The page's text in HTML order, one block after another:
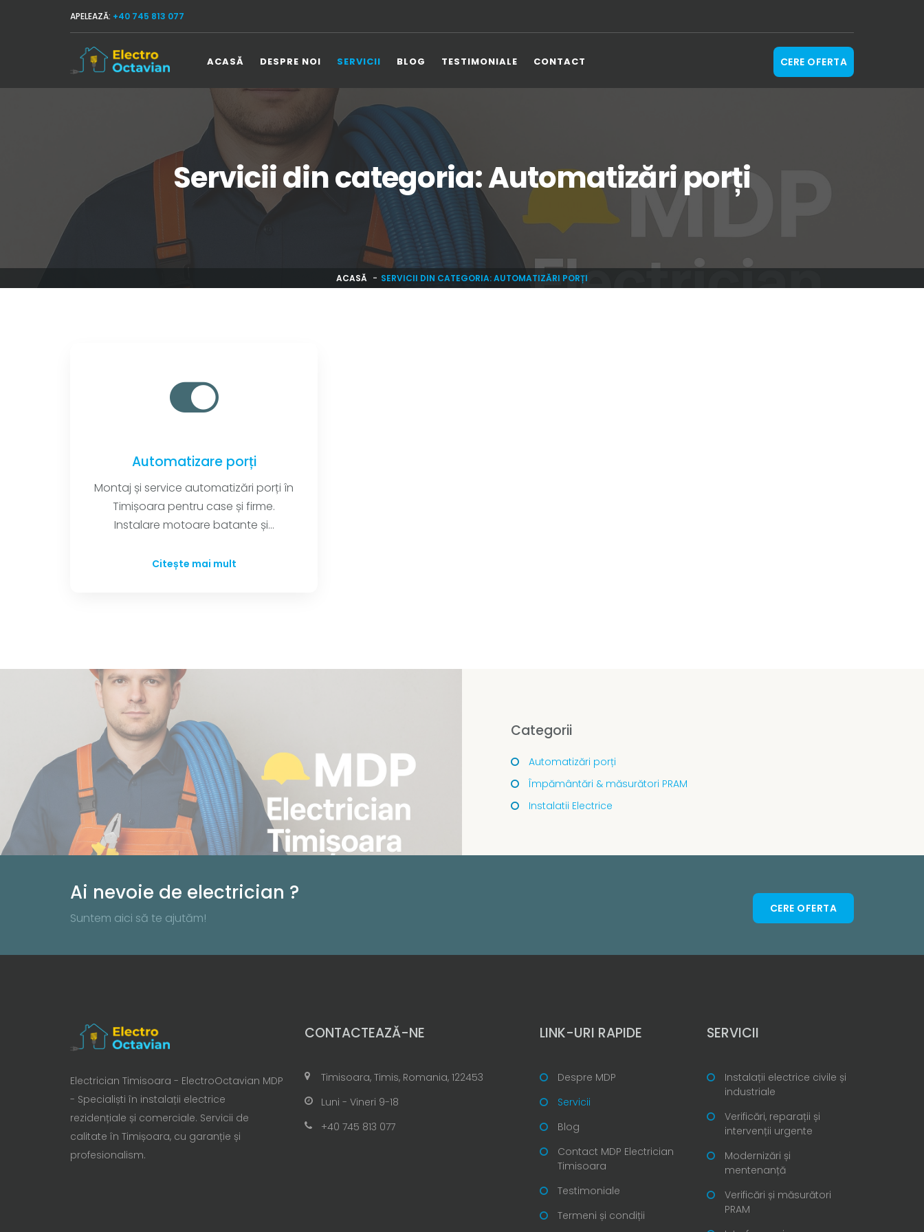
APELEAZĂ: +40 745 813 077
ACASĂ DESPRE NOI SERVICII BLOG TESTIMONIALE CONTACT CERE OFERTA
Servicii din categoria: Automatizări porți
ACASĂ SERVICII DIN CATEGORIA: AUTOMATIZĂRI PORȚI
Automatizare porți
Montaj și service automatizări porți în
Timișoara pentru case și firme.
Instalare motoare batante și...
Citește mai mult
Categorii
Automatizări porți
Împământări & măsurători PRAM
Instalatii Electrice
Ai nevoie de electrician ?
Suntem aici să te ajutăm!
CERE OFERTA
Electrician Timisoara - ElectroOctavian MDP
- Specialiști în instalații electrice
rezidențiale și comerciale. Servicii de
calitate în Timișoara, cu garanție și
profesionalism.
CONTACTEAZĂ-NE
Timisoara, Timis, Romania, 122453
Luni - Vineri 9-18
+40 745 813 077
LINK-URI RAPIDE
Despre MDP
Servicii
Blog
Contact MDP Electrician
Timisoara
Testimoniale
Termeni și condiții
SERVICII
Instalații electrice civile și
industriale
Verificări, reparații și
intervenții urgente
Modernizări și
mentenanță
Verificări și măsurători
PRAM